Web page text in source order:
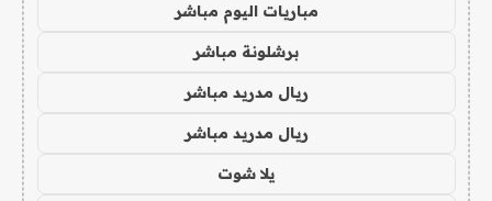
مباريات اليوم مباشر
برشلونة مباشر
ريال مدريد مباشر
ريال مدريد مباشر
يلا شوت